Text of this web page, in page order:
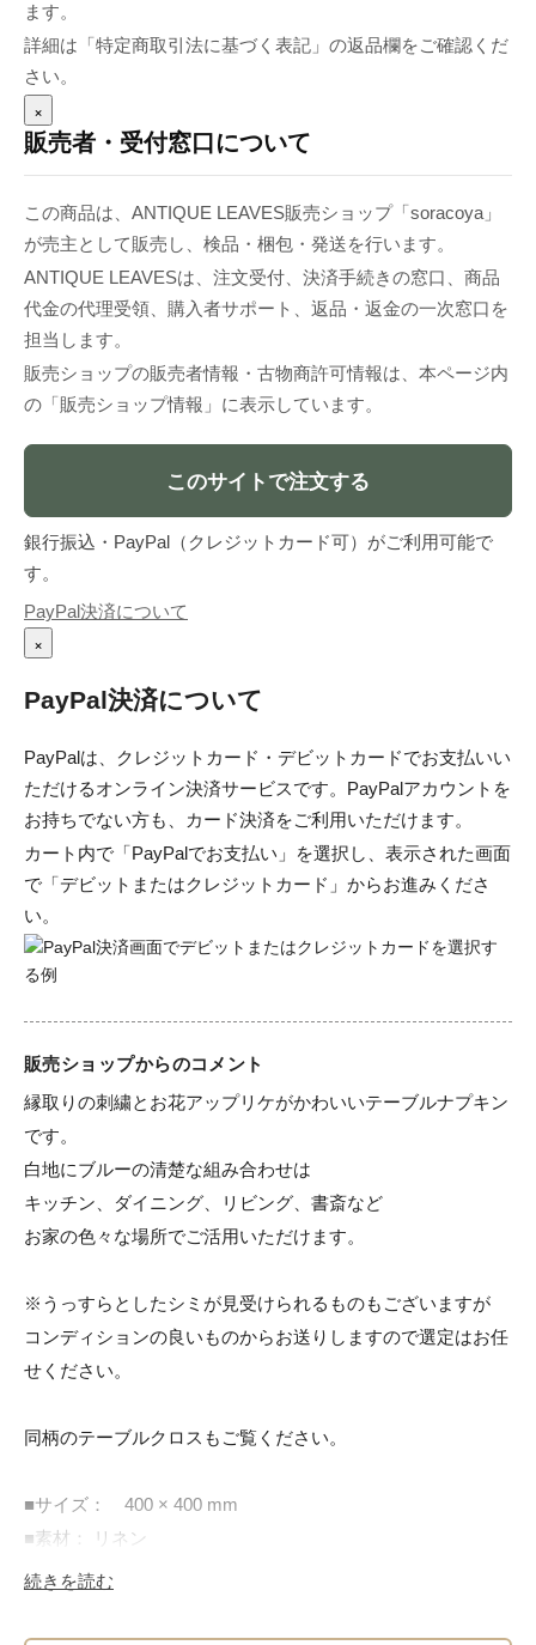
ます。
詳細は「特定商取引法に基づく表記」の返品欄をご確認くだ
さい。
×
販売者・受付窓口について
この商品は、ANTIQUE LEAVES販売ショップ「soracoya」
が売主として販売し、検品・梱包・発送を行います。
ANTIQUE LEAVESは、注文受付、決済手続きの窓口、商品
代金の代理受領、購入者サポート、返品・返金の一次窓口を
担当します。
販売ショップの販売者情報・古物商許可情報は、本ページ内
の「販売ショップ情報」に表示しています。
このサイトで注文する
銀行振込・PayPal（クレジットカード可）がご利用可能で
す。
PayPal決済について
×
PayPal決済について
PayPalは、クレジットカード・デビットカードでお支払いい
ただけるオンライン決済サービスです。PayPalアカウントを
お持ちでない方も、カード決済をご利用いただけます。
カート内で「PayPalでお支払い」を選択し、表示された画面
で「デビットまたはクレジットカード」からお進みくださ
い。
販売ショップからのコメント
縁取りの刺繍とお花アップリケがかわいいテーブルナプキン
です。
白地にブルーの清楚な組み合わせは
キッチン、ダイニング、リビング、書斎など
お家の色々な場所でご活用いただけます。
※うっすらとしたシミが見受けられるものもございますが
コンディションの良いものからお送りしますので選定はお任
せください。
同柄のテーブルクロスもご覧ください。
■サイズ：　400 × 400 mm
■素材： リネン
続きを読む